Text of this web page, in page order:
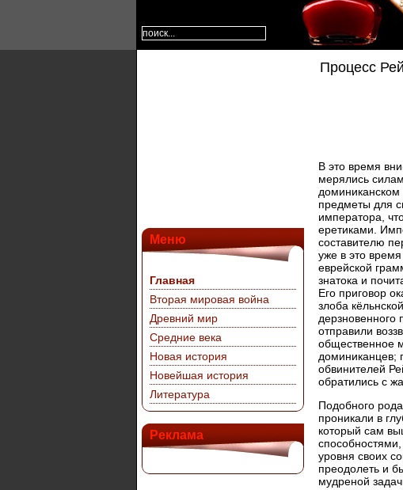
Меню
Главная
Вторая мировая война
Древний мир
Средние века
Новая история
Новейшая история
Литература
Реклама
Процесс
В это время
мерялись
предметы для
императора,
еретиками.
составителю
уже в это
еврейской
знатока и
Его приговор
злоба
дерзновенного
отправили
общественное
доминиканцев;
обвинителей
обратились с
Подобного
проникали в
который сам
уровня своих
преодолеть и
мудреной